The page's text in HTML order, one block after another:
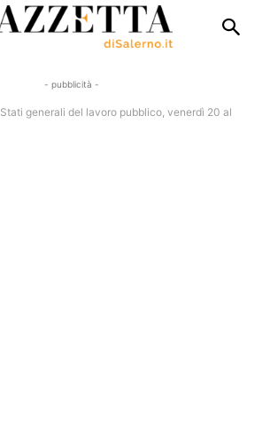
- pubblicità -
Stati generali del lavoro pubblico, venerdì 20 al